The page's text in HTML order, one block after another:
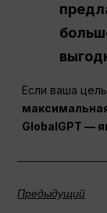
Если ваша
GlobalGPT —
Предыдущий